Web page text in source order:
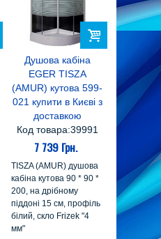
Душова кабіна
EGER TISZA
(AMUR) кутова 599-
021 купити в Києві з
доставкою
Код товара:39991
7 739 Грн.
TISZA (AMUR) душова
кабіна кутова 90 * 90 *
200, на дрібному
піддоні 15 см, профіль
білий, скло Frizek "4
мм"